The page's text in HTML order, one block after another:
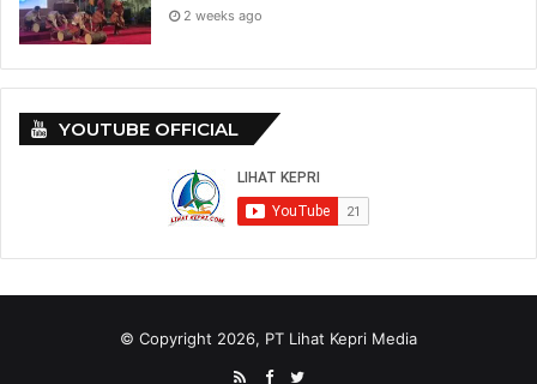
2 weeks ago
YOUTUBE OFFICIAL
© Copyright 2026, PT Lihat Kepri Media